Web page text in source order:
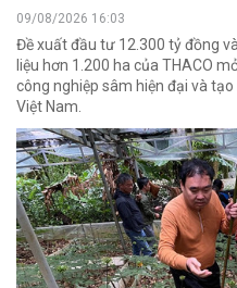
09/08/2026 16:03
Đề xuất đầu tư 12.300 tỷ đồng
liệu hơn 1.200 ha của THACO
công nghiệp sâm hiện đại và
Việt Nam.